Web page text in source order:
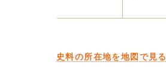
史料の所在地を地図で見る